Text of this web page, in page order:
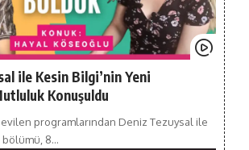
ile Kesin Bilgi’nin Yeni
Konuşuldu
programlarından Deniz Tezuysal ile
bölümü, 8…